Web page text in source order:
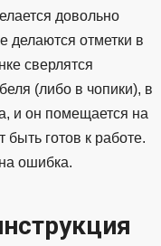
довольно
делаются отметки в
сверлятся
(либо в чопики), в
и он помещается на
готов к работе.
ошибка.